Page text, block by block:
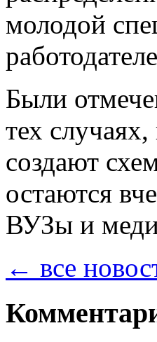
молодой
Были
тех
создают
остаются
ВУЗы и
← все